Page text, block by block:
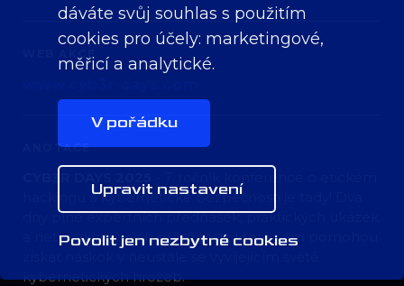
dáváte svůj souhlas s použitím
cookies pro účely: marketingové,
měřicí a analytické.
V pořádku
Upravit nastavení
Povolit jen nezbytné cookies
WEB AKCE
ANOTACE
hackingu a kybernetické bezpečnosti je tady! Dva
dny plné expertních přednášek, praktických ukázek
a networkingových příležitostí, které vám pomohou
kybernetických hrozeb.